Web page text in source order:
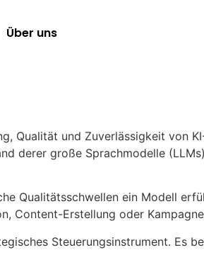
Über uns
Qualität und Zuverlässigkeit von
derer große Sprachmodelle
Qualitätsschwellen ein Modell
Content-Erstellung oder
Steuerungsinstrument. Es